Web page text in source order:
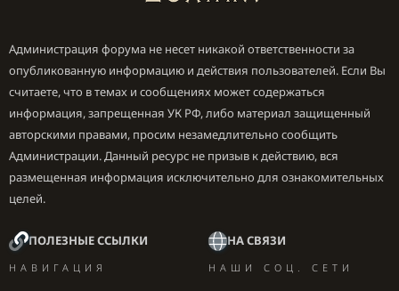
Администрация форума не несет никакой ответственности за
опубликованную информацию и действия пользователей. Если Вы
считаете, что в темах и сообщениях может содержаться
информация, запрещенная УК РФ, либо материал защищенный
авторскими правами, просим незамедлительно сообщить
Администрации. Данный ресурс не призыв к действию, вся
размещенная информация исключительно для ознакомительных
целей.
ПОЛЕЗНЫЕ ССЫЛКИ
НАВИГАЦИЯ
НА СВЯЗИ
НАШИ СОЦ. СЕТИ